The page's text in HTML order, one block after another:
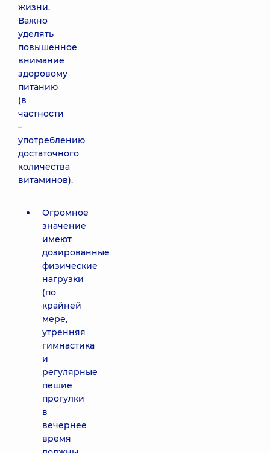
жизни.
Важно
уделять
повышенное
внимание
здоровому
питанию
(в
частности
–
употреблению
достаточного
количества
витаминов).
Огромное
значение
имеют
дозированные
физические
нагрузки
(по
крайней
мере,
утренняя
гимнастика
и
регулярные
пешие
прогулки
в
вечернее
время